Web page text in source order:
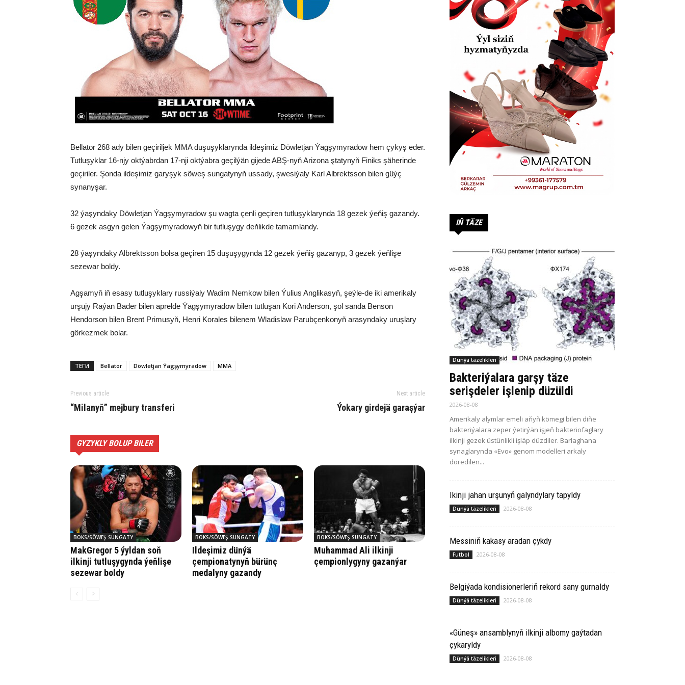
Bellator 268 ady bilen geçiriljek MMA duşuşyklarynda ildeşimiz Döwletjan Ýagşymyradow hem çykyş eder.
Tutluşyklar 16-njy oktýabrdan 17-nji oktýabra geçilýän gijede ABŞ-nyň Arizona ştatynyň Finiks şäherinde
geçiriler. Şonda ildeşimiz garyşyk söweş sungatynyň ussady, şwesiýaly Karl Albrektsson bilen güýç
synanyşar.
32 ýaşyndaky Döwletjan Ýagşymyradow şu wagta çenli geçiren tutluşyklarynda 18 gezek ýeňiş gazandy.
6 gezek asgyn gelen Ýagşymyradowyň bir tutluşygy deňlikde tamamlandy.
28 ýaşyndaky Albrektsson bolsa geçiren 15 duşuşygynda 12 gezek ýeňiş gazanyp, 3 gezek ýeňlişe
sezewar boldy.
Agşamyň iň esasy tutluşyklary russiýaly Wadim Nemkow bilen Ýulius Anglikasyň, şeýle-de iki amerikaly
urşujy Raýan Bader bilen aprelde Ýagşymyradow bilen tutluşan Kori Anderson, şol sanda Benson
Hendorson bilen Brent Primusyň, Henri Korales bilenem Wladislaw Parubçenkonyň arasyndaky uruşlary
görkezmek bolar.
ТЕГИ Bellator Döwletjan Ýagşymyradow MMA
Previous article
“Milanyň” mejbury transferi
Next article
Ýo­ka­ry gir­de­jä ga­raş­ýar
GYZYKLY BOLUP BILER
BOKS/SÖWEŞ SUNGATY
MakGregor 5 ýyldan soň
ilkinji tutluşygynda ýeňlişe
sezewar boldy
BOKS/SÖWEŞ SUNGATY
Ildeşimiz dünýä
çempionatynyň bürünç
medalyny gazandy
BOKS/SÖWEŞ SUNGATY
Muhammad Ali ilkinji
çempionlygyny gazanýar
IŇ TÄZE
Dünýä täzelikleri
Bakteriýalara garşy täze
serişdeler işlenip düzüldi
2026-08-08
Amerikaly alymlar emeli aňyň kömegi bilen diňe
bakteriýalara zeper ýetirýän işjeň bakteriofaglary
ilkinji gezek üstünlikli işläp düzdiler. Barlaghana
synaglarynda «Evo» genom modelleri arkaly
döredilen...
Ikinji jahan urşunyň galyndylary tapyldy
Dünýä täzelikleri 2026-08-08
Messiniň kakasy aradan çykdy
Futbol 2026-08-08
Belgiýada kondisionerleriň rekord sany gurnaldy
Dünýä täzelikleri 2026-08-08
«Güneş» ansamblynyň ilkinji albomy gaýtadan
çykaryldy
Dünýä täzelikleri 2026-08-08